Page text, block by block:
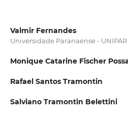
Valmir Fernandes
Universidade Paranaense - UNIPAR
Monique Catarine Fischer
Rafael Santos Tramontin
Salviano Tramontin Belettini